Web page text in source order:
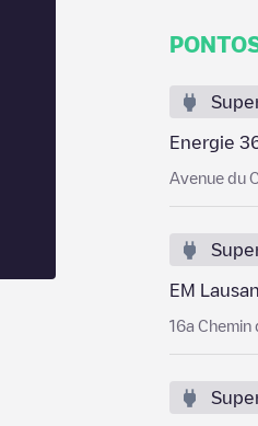
Energie
Avenue du
EM
16a Chemin